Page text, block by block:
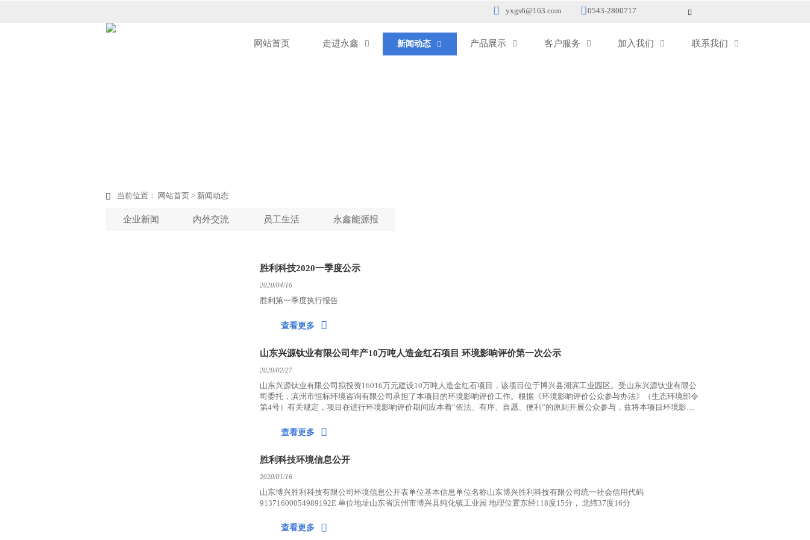
 yxgs6@163.com 0543-2800717 
网站首页 走进永鑫  新闻动态  产品展示  客户服务  加入我们  联系我们 
 当前位置： 网站首页> 新闻动态
企业新闻 内外交流 员工生活 永鑫能源报
胜利科技2020一季度公示
2020/04/16
胜利第一季度执行报告
查看更多 
山东兴源钛业有限公司年产10万吨人造金红石项目 环境影响评价第一次公示
2020/02/27
山东兴源钛业有限公司拟投资16016万元建设10万吨人造金红石项目，该项目位于博兴县湖滨工业园区。受山东兴源钛业有限公
司委托，滨州市恒标环境咨询有限公司承担了本项目的环境影响评价工作。根据《环境影响评价公众参与办法》（生态环境部令
第4号）有关规定，项目在进行环境影响评价期间应本着“依法、有序、自愿、便利”的原则开展公众参与，兹将本项目环境影响
查看更多 
胜利科技环境信息公开
2020/01/16
山东博兴胜利科技有限公司环境信息公开表单位基本信息单位名称山东博兴胜利科技有限公司统一社会信用代码
91371600054989192E 单位地址山东省滨州市博兴县纯化镇工业园 地理位置东经118度15分， 北纬37度16分
查看更多 